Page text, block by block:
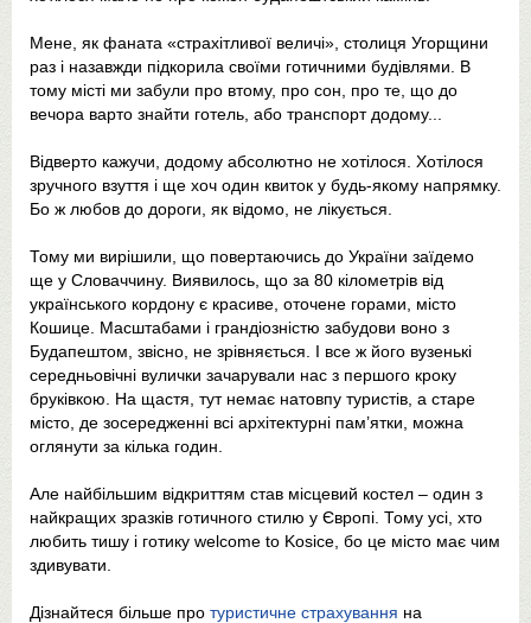
Мене, як фаната «страхітливої величі», столиця Угорщини
раз і назавжди підкорила своїми готичними будівлями. В
тому місті ми забули про втому, про сон, про те, що до
вечора варто знайти готель, або транспорт додому...
Відверто кажучи, додому абсолютно не хотілося. Хотілося
зручного взуття і ще хоч один квиток у будь-якому напрямку.
Бо ж любов до дороги, як відомо, не лікується.
Тому ми вирішили, що повертаючись до України заїдемо
ще у Словаччину. Виявилось, що за 80 кілометрів від
українського кордону є красиве, оточене горами, місто
Кошице. Масштабами і грандіозністю забудови воно з
Будапештом, звісно, не зрівняється. І все ж його вузенькі
середньовічні вулички зачарували нас з першого кроку
бруківкою. На щастя, тут немає натовпу туристів, а старе
місто, де зосередженні всі архітектурні пам’ятки, можна
оглянути за кілька годин.
Але найбільшим відкриттям став місцевий костел – один з
найкращих зразків готичного стилю у Європі. Тому усі, хто
любить тишу і готику welcome to Kosice, бо це місто має чим
здивувати.
Дізнайтеся більше про туристичне страхування на